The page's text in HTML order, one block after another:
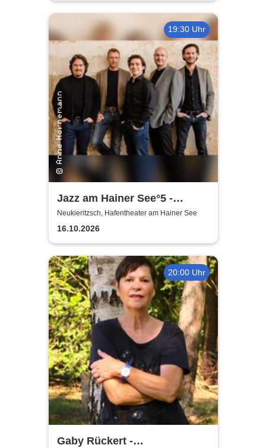
19:30 Uhr
Jazz am Hainer See°5 -
Amarcord in Jazz | Wiesner4
präsentieren
Neukieritzsch, Hafentheater am Hainer See
16.10.2026
20:00 Uhr
Gaby Rückert -